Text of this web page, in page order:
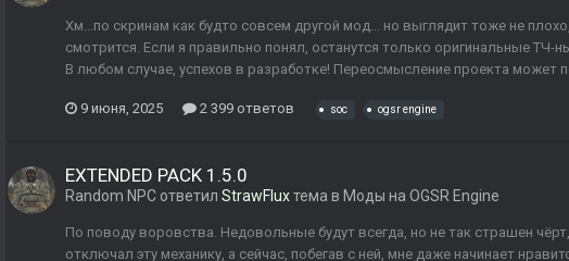
Хм...по скринам как будто совсем другой мод... но выглядит тоже не
смотрится. Если я правильно понял, останутся только оригинальные ТЧ-
В любом случае, успехов в разработке! Переосмысление проекта может
9 июня, 2025 2 399 ответов soc ogsr engine
EXTENDED PACK 1.5.0
Random NPC ответил StrawFluxтема в Моды на OGSR Engine
По поводу воровства. Недовольные будут всегда, но не так страшен
отключал эту механику, а сейчас, побегав с ней, мне даже начинает